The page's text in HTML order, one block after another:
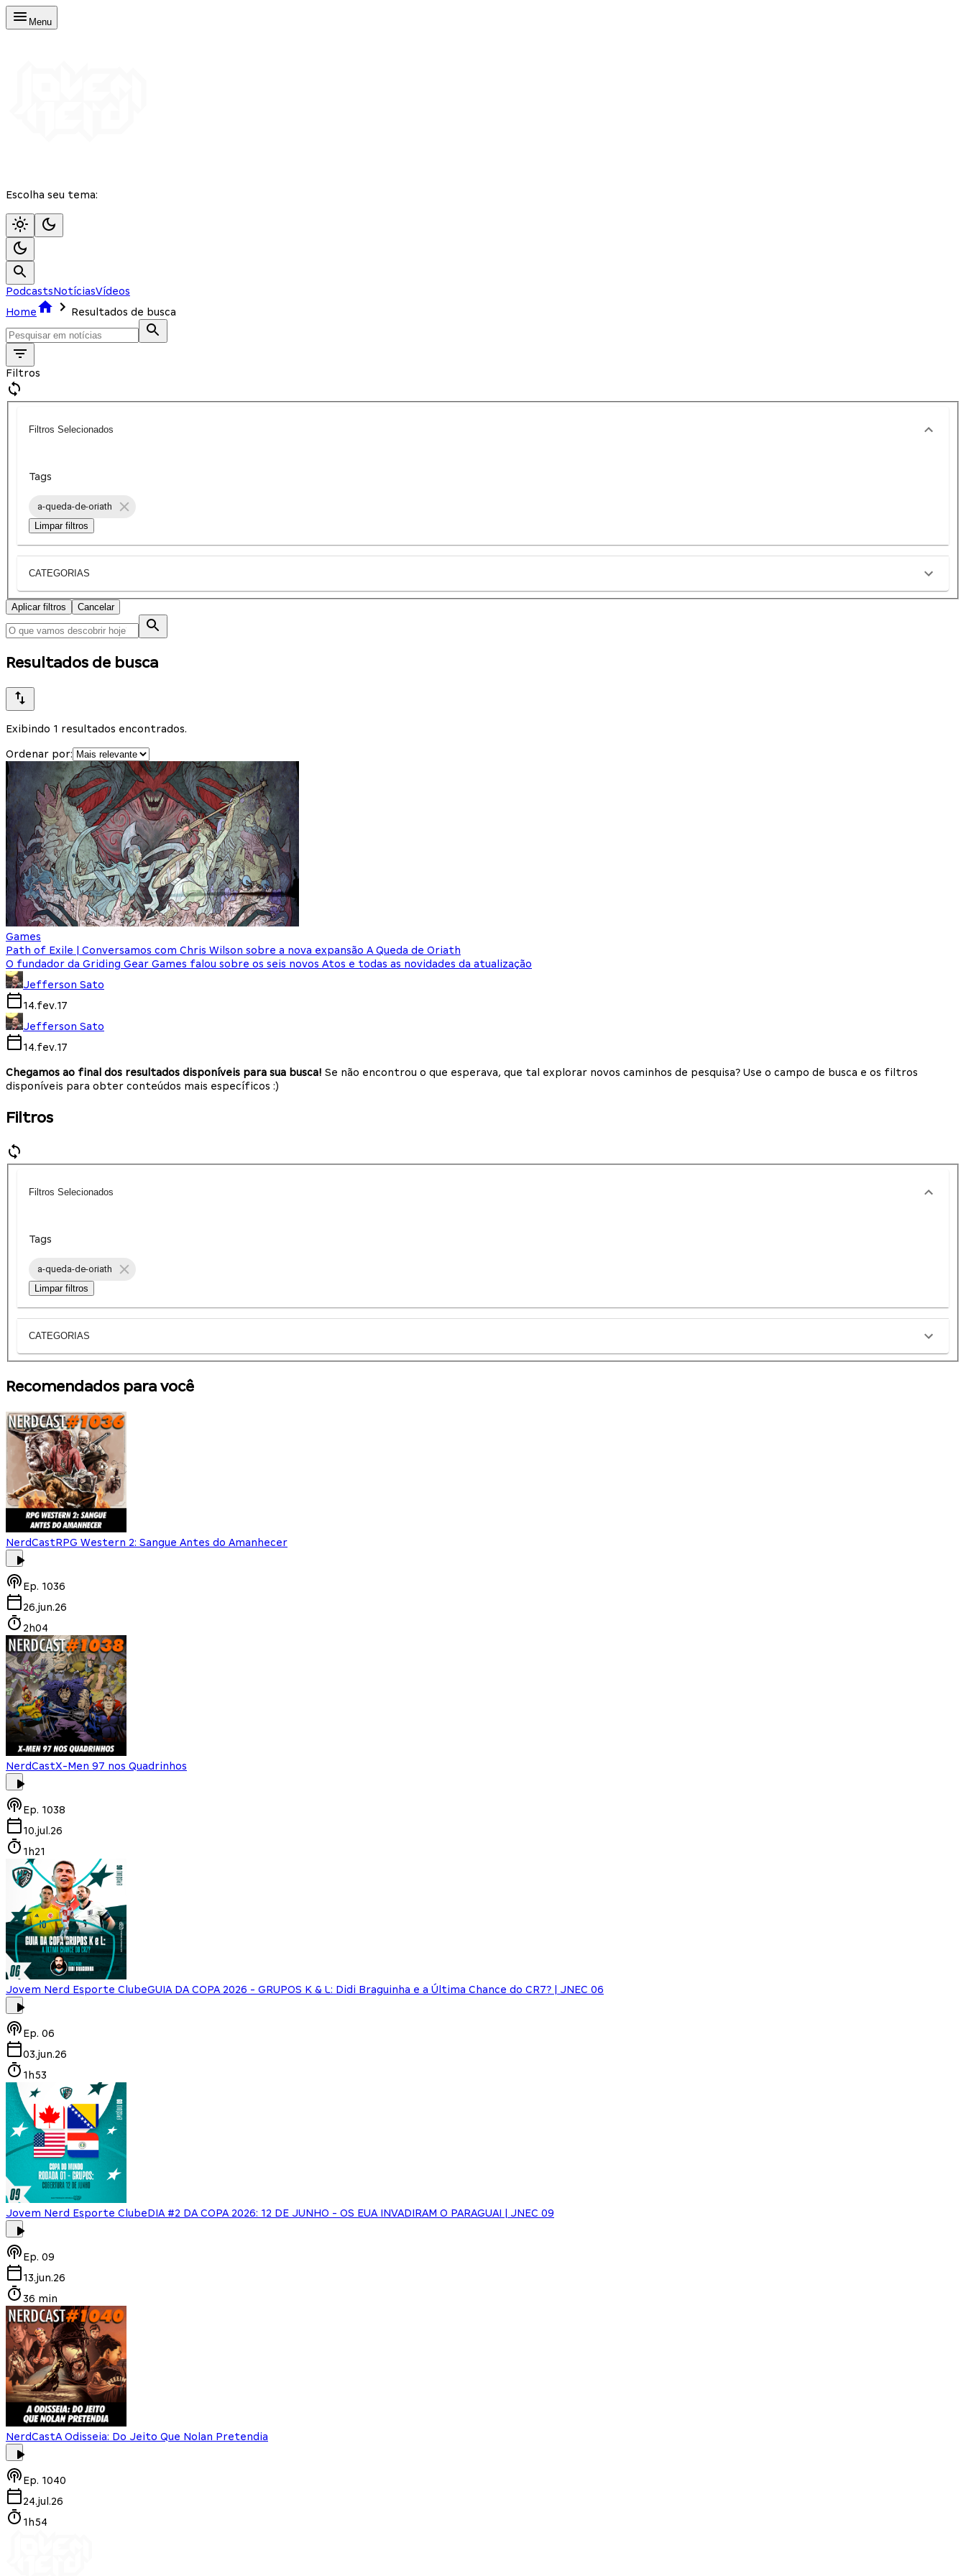
Menu
Escolha seu tema:
PodcastsNotíciasVídeos
Home
Resultados de busca
Filtros
Filtros Selecionados
Tags
a-queda-de-oriath
Limpar filtros
CATEGORIAS
Aplicar filtros Cancelar
Resultados de busca
Exibindo 1 resultados encontrados.
Ordenar por:
Games
Path of Exile | Conversamos com Chris Wilson sobre a nova expansão A Queda de Oriath
O fundador da Griding Gear Games falou sobre os seis novos Atos e todas as novidades da atualização
Jefferson Sato
14.fev.17
Jefferson Sato
14.fev.17
Chegamos ao final dos resultados disponíveis para sua busca! Se não encontrou o que esperava, que tal explorar novos caminhos de pesquisa? Use o campo de busca e os filtros
disponíveis para obter conteúdos mais específicos :)
Filtros
Filtros Selecionados
Tags
a-queda-de-oriath
Limpar filtros
CATEGORIAS
Recomendados para você
NerdCastRPG Western 2: Sangue Antes do Amanhecer
Ep. 1036
26.jun.26
2h04
NerdCastX-Men 97 nos Quadrinhos
Ep. 1038
10.jul.26
1h21
Jovem Nerd Esporte ClubeGUIA DA COPA 2026 - GRUPOS K & L: Didi Braguinha e a Última Chance do CR7? | JNEC 06
Ep. 06
03.jun.26
1h53
Jovem Nerd Esporte ClubeDIA #2 DA COPA 2026: 12 DE JUNHO - OS EUA INVADIRAM O PARAGUAI | JNEC 09
Ep. 09
13.jun.26
36 min
NerdCastA Odisseia: Do Jeito Que Nolan Pretendia
Ep. 1040
24.jul.26
1h54